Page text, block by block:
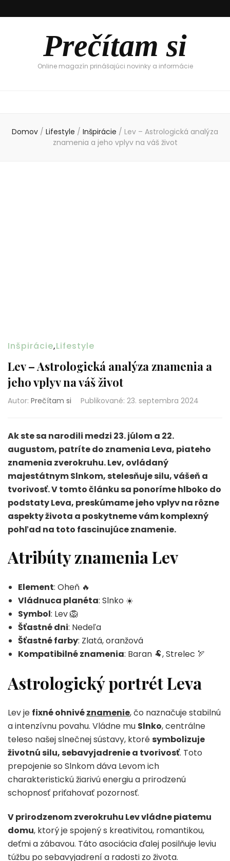
Prečítam si
Online magazín prinášajúci novinky a informácie
Domov / Lifestyle / Inšpirácie / Lev – Astrologická analýza
znamenia a jeho vplyv na váš život
Inšpirácie,Lifestyle
Lev – Astrologická analýza znamenia a
jeho vplyv na váš život
Autor: Prečítam si Publikované: 23. septembra 2024
Ak ste sa narodili medzi 23. júlom a 22.
augustom, patríte do znamenia Leva, piateho
znamenia zverokruhu. Lev, ovládaný
majestátnym Slnkom, stelesňuje silu, vášeň a
tvorivosť. V tomto článku sa ponoríme hlboko do
podstaty Leva, preskúmame jeho vplyv na rôzne
aspekty života a poskytneme vám komplexný
pohľad na toto fascinujúce znamenie.
Atribúty znamenia Lev
Element: Oheň 🔥
Vládnuca planéta: Slnko ☀️
Symbol: Lev 🦁
Šťastné dni: Nedeľa
Šťastné farby: Zlatá, oranžová
Kompatibilné znamenia: Baran 🐏, Strelec 🏹
Astrologický portrét Leva
Lev je fixné ohnivéznamenie, čo naznačuje stabilnú
a intenzívnu povahu. Vládne mu Slnko, centrálne
teleso našej slnečnej sústavy, ktorésymbolizuje
životnú silu, sebavyjadrenie a tvorivosť. Toto
prepojenie so Slnkom dáva Levom ich
charakteristickú žiarivú energiu a prirodzenú
schopnosť priťahovať pozornosť.
V prirodzenom zverokruhu Lev vládne piatemu
domu, ktorý je spojený s kreativitou, romantikou,
deťmi a zábavou. Táto asociácia ďalej posilňuje leviu
túžbu po sebavyjadrení a radosti zo života.